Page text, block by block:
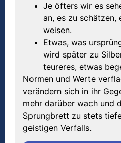
Je öfters wir es
an, es zu schätzen,
weisen.
Etwas, was
wird später zu
teureres, etwas
Normen und Werte
verändern sich in ihr
mehr darüber wach und
Sprungbrett zu stets
geistigen Verfalls.